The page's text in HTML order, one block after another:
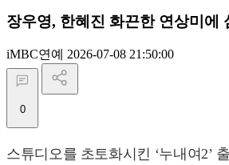
장우영, 한혜진 화끈한 연상미에
iMBC연예 2026-07-08 21:50:00
0
스튜디오를 초토화시킨 ‘누내여2’